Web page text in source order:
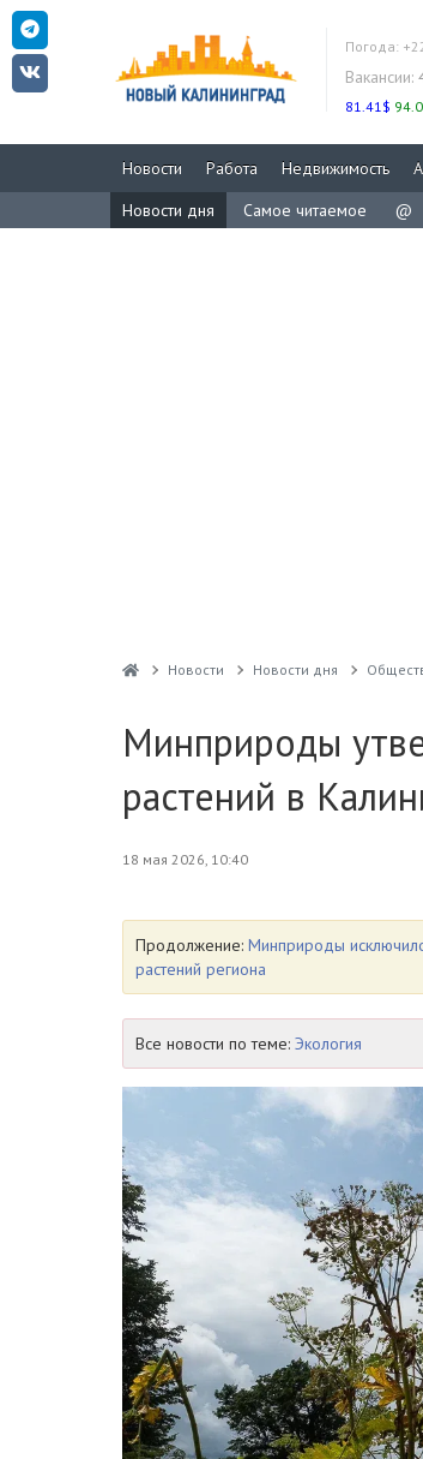
Погода:
Вакансии:
81.41$
Новости Работа Недвижимость
Новости дня
Самое читаемое @
Новости Новости дня
Минприроды
растений в
18 мая 2026, 10:40
Продолжение: Минприроды
растений региона
Все новости по теме: Экология